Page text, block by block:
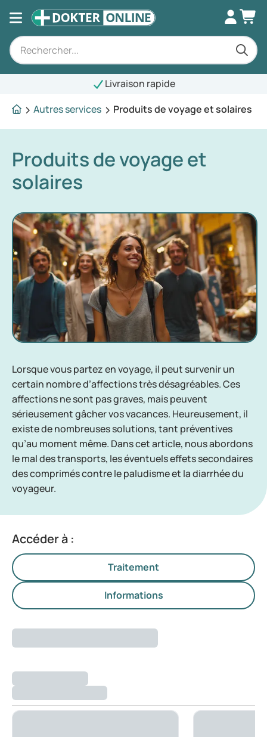
Livraison rapide
Autres services
Produits de voyage et solaires
Produits de voyage et
solaires
Lorsque vous partez en voyage, il peut survenir un
certain nombre d’affections très désagréables. Ces
affections ne sont pas graves, mais peuvent
sérieusement gâcher vos vacances. Heureusement, il
existe de nombreuses solutions, tant préventives
qu’au moment même. Dans cet article, nous abordons
le mal des transports, les éventuels effets secondaires
des comprimés contre le paludisme et la diarrhée du
voyageur.
Accéder à :
Traitement
Informations